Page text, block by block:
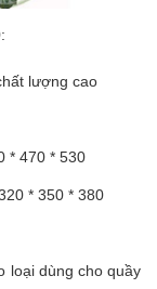
lượng cao
* 470 * 530
* 350 * 380
loại dùng cho quầy